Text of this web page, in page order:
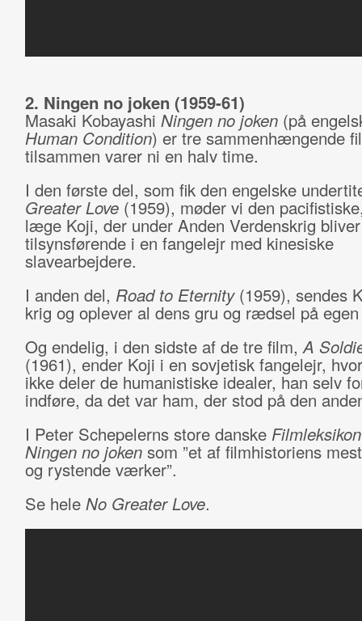
2. Ningen no joken (1959-61)
Masaki Kobayashi Ningen no joken(på
Human Condition) er tre sammenhængende
tilsammen varer ni en halv time.
I den første del, som fik den engelske
Greater Love(1959), møder vi den
læge Koji, der under Anden Verdenskrig bliver
tilsynsførende i en fangelejr med kinesiske
slavearbejdere.
I anden del, Road to Eternity(1959), sendes
krig og oplever al dens gru og rædsel på
Og endelig, i den sidste af de tre film,A
(1961), ender Koji i en sovjetisk fangelejr,
ikke deler de humanistiske idealer, han selv
indføre, da det var ham, der stod på den
I Peter Schepelerns store danske Filmleksikon
Ningen no jokensom ”et af filmhistoriens
og rystende værker”.
Se hele No Greater Love.